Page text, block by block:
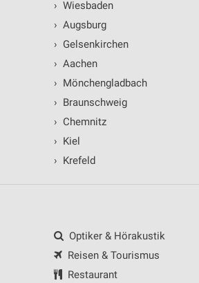
› Wiesbaden
› Augsburg
› Gelsenkirchen
› Aachen
› Mönchengladbach
› Braunschweig
› Chemnitz
› Kiel
› Krefeld
Optiker & Hörakustik
Reisen & Tourismus
Restaurant